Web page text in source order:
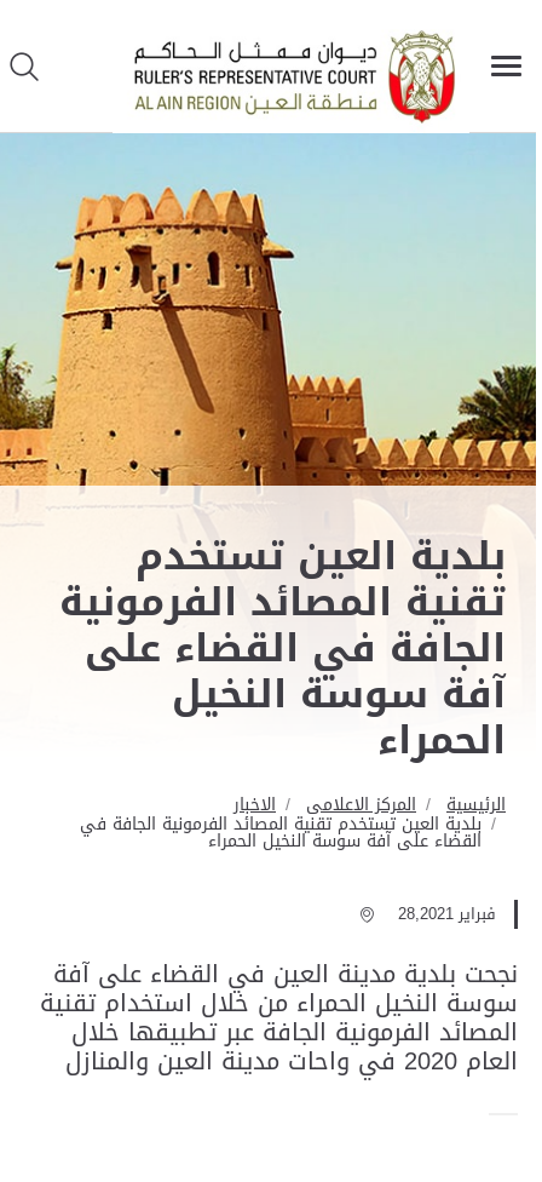
بلدية العين تستخدم
تقنية المصائد الفرمونية
الجافة في القضاء على
آفة سوسة النخيل
الحمراء
الرئيسية المركز الاعلامى الاخبار
بلدية العين تستخدم تقنية المصائد الفرمونية الجافة في
القضاء على آفة سوسة النخيل الحمراء
فبراير 28,2021
نجحت بلدية مدينة العين في القضاء على آفة
سوسة النخيل الحمراء من خلال استخدام تقنية
المصائد الفرمونية الجافة عبر تطبيقها خلال
العام 2020 في واحات مدينة العين والمنازل